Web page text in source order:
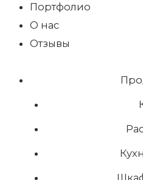
Портфолио
О нас
Отзывы